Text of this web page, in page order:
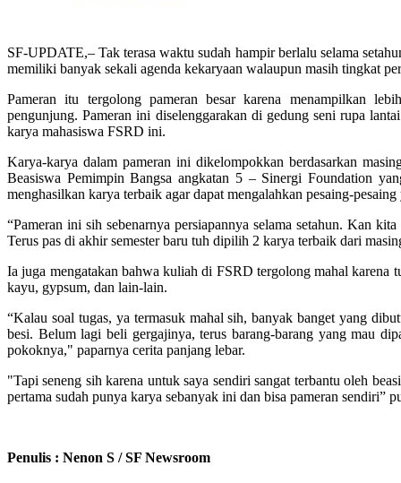
SF-UPDATE,– Tak terasa waktu sudah hampir berlalu selama
memiliki banyak sekali agenda kekaryaan walaupun masih tingkat
Pameran itu tergolong pameran besar karena menampilkan
pengunjung. Pameran ini diselenggarakan di gedung seni rupa
karya mahasiswa FSRD ini.
Karya-karya dalam pameran ini dikelompokkan berdasarkan
Beasiswa Pemimpin Bangsa angkatan 5 – Sinergi Foundation
menghasilkan karya terbaik agar dapat mengalahkan pesaing-
“Pameran ini sih sebenarnya persiapannya selama setahun. Kan
Terus pas di akhir semester baru tuh dipilih 2 karya terbaik dari
Ia juga mengatakan bahwa kuliah di FSRD tergolong mahal karena
kayu, gypsum, dan lain-lain.
“Kalau soal tugas, ya termasuk mahal sih, banyak banget yang
besi. Belum lagi beli gergajinya, terus barang-barang yang mau
pokoknya," paparnya cerita panjang lebar.
"Tapi seneng sih karena untuk saya sendiri sangat terbantu oleh
pertama sudah punya karya sebanyak ini dan bisa pameran sendiri”
Penulis : Nenon S / SF Newsroom